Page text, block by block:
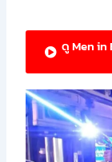
ดู Men in